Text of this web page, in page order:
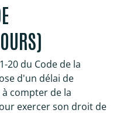
20 du Code de la
d'un délai de
compter de la
exercer son droit de